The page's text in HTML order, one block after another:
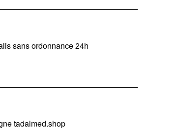
sans ordonnance 24h
tadalmed.shop